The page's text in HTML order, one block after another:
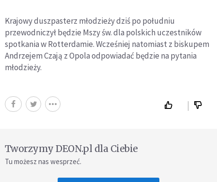
Krajowy duszpasterz młodzieży dziś po południu
przewodniczył będzie Mszy św. dla polskich uczestników
spotkania w Rotterdamie. Wcześniej natomiast z biskupem
Andrzejem Czają z Opola odpowiadać będzie na pytania
młodzieży.
Tworzymy DEON.pl dla Ciebie
Tu możesz nas wesprzeć.